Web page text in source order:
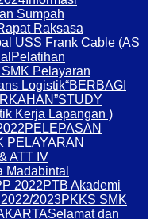
Sumpah
Raksasa
USS Frank Cable (AS
Pelatihan
Pelayaran
Logistik“BERBAGI
STUDY
Kerja Lapangan )
PELEPASAN
PELAYARAN
ATT IV
Madabintal
2022PTB Akademi
2023PKKS SMK
Selamat dan